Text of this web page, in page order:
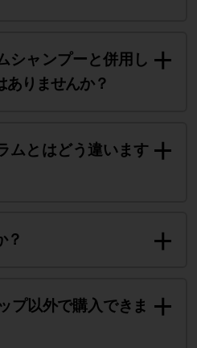
シャンプーと併用し
ありませんか？
ムとはどう違います
？
プ以外で購入できま